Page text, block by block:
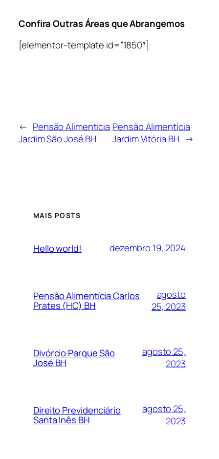
Confira Outras Áreas que Abrangemos
[elementor-template id=”1850″]
← Pensão Alimentícia
Jardim São José BH
Pensão Alimentícia
Jardim Vitória BH →
MAIS POSTS
Hello world! dezembro 19, 2024
Pensão Alimentícia Carlos
Prates (HC) BH
agosto
25, 2023
Divórcio Parque São
José BH
agosto 25,
2023
Direito Previdenciário
Santa Inês BH
agosto 25,
2023